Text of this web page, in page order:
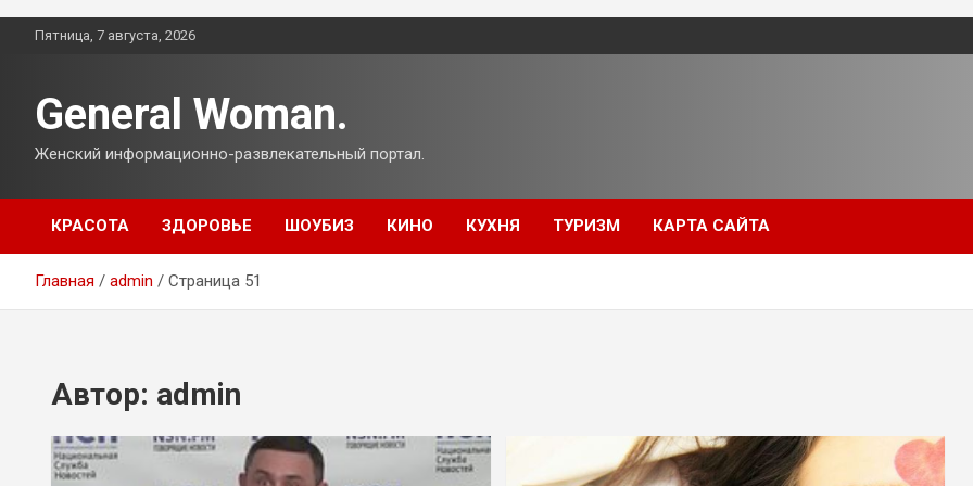
ПерейтиПятница, 7 августа, 2026
General Woman.
Женский информационно-развлекательный портал.
КРАСОТА ЗДОРОВЬЕ ШОУБИЗ КИНО КУХНЯ ТУРИЗМ КАРТА САЙТА
Главная admin Страница 51
Автор: admin